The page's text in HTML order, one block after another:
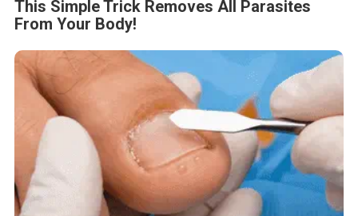
This Simple Trick Removes All Parasites
From Your Body!